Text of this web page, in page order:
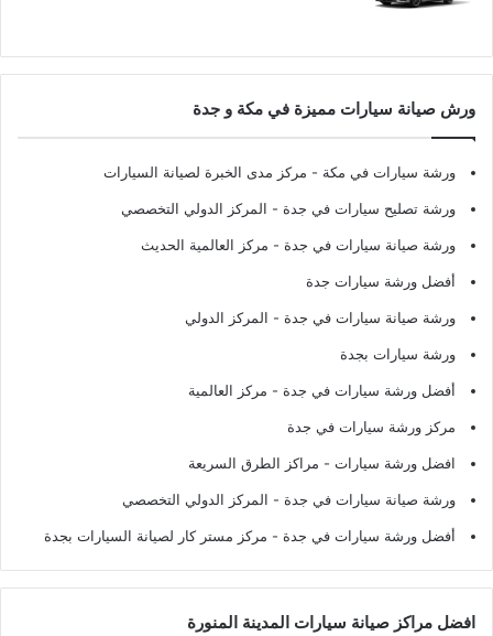
ورش صيانة سيارات مميزة في مكة و جدة
ورشة سيارات في مكة - مركز مدى الخبرة لصيانة السيارات
ورشة تصليح سيارات في جدة - المركز الدولي التخصصي
ورشة صيانة سيارات في جدة - مركز العالمية الحديث
أفضل ورشة سيارات جدة
ورشة صيانة سيارات في جدة - المركز الدولي
ورشة سيارات بجدة
أفضل ورشة سيارات في جدة - مركز العالمية
مركز ورشة سيارات في جدة
افضل ورشة سيارات - مراكز الطرق السريعة
ورشة صيانة سيارات في جدة - المركز الدولي التخصصي
أفضل ورشة سيارات في جدة - مركز مستر كار لصيانة السيارات بجدة
افضل مراكز صيانة سيارات المدينة المنورة